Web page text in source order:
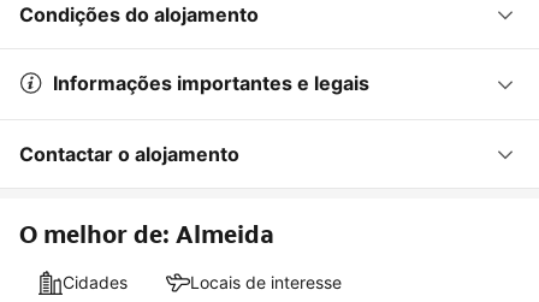
Condições do alojamento
Informações importantes e legais
Contactar o alojamento
O melhor de: Almeida
Cidades Locais de interesse